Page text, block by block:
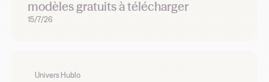
modèles gratuits à télécharger
15/7/26
Univers Hublo